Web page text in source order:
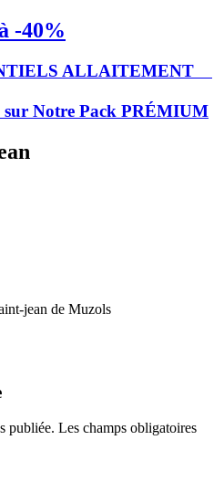
-40%
ALLAITEMENT
Notre Pack PRÉMIUM
jean de Muzols
publiée. Les champs obligatoires